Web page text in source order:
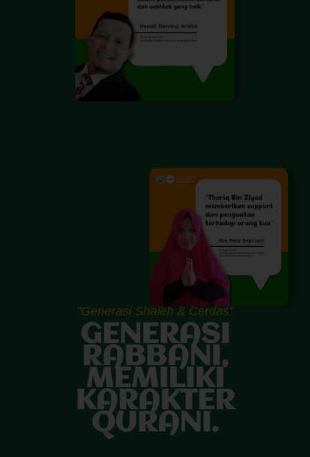
"Generasi Shaleh & Cerdas"
GENERASI
RABBANI,
MEMILIKI
KARAKTER
QURANI.